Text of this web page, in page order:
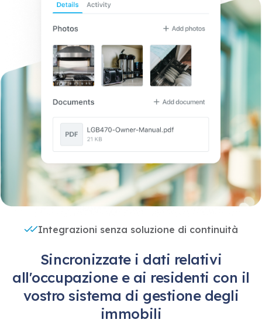
Integrazioni senza soluzione di continuità
Sincronizzate i dati relativi
all'occupazione e ai residenti con il
vostro sistema di gestione degli
immobili